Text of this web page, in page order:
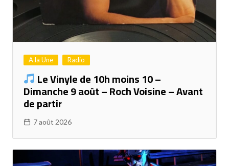
A la Une Radio
Le Vinyle de 10h moins 10 –
Dimanche 9 août – Roch Voisine – Avant
de partir
7 août 2026